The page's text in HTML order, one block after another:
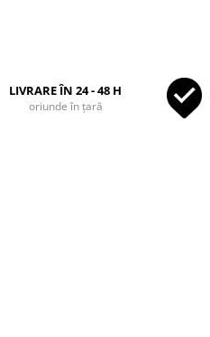
LIVRARE ÎN 24 - 48 H
oriunde în țară